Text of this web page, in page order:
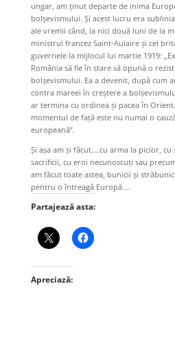
ungar, am ținut departe de inima
bolșevismului. Și acest lucru era
ale vremii când, la nici două luni de la
ministrul francez Saint-Aulaire și cel
guvernele la mijlocul lui martie 1919:
România să fie în stare să opună o
bolșevismului. Ea a devenit, după cum
contra mareei în creștere a
ar termina cu ordinea și pacea în
momentul de față este nu numai o
europeană”.
Și așa am și făcut….cu arma la picior,
sacrificii, cu eroi necunoscuți sau
am făcut toate astea, bunicii și
pentru o întreagă Europă….
Partajează asta:
Apreciază: